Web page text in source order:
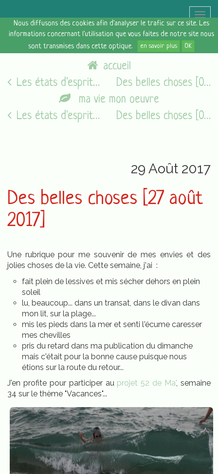
Nous diffusons des cookies afin d'analyser le trafic sur ce site. Les
informations concernant l'utilisation que vous faites de notre site nous
sont transmises dans cette optique.
en savoir plus OK
Toggle
accueil
Les états d'esprit du vendredi [25/08/17]
Des belles choses [03 septembre 2017]
ma vie mon oeuvre
Les états d'esprit du vendredi [05/08/16]
Des belles choses [03 septembre 2017]
29 Août 2017
Des belles choses [27 août
2017]
Une rubrique pour me souvenir de mes envies et des
jolies choses de la vie. Cette semaine, j'ai :
fait plein de lessives et mis sécher dehors en plein
soleil
lu, beaucoup... dans un transat, dans le divan dans
mon lit, sur la plage...
mis les pieds dans la mer et senti l'écume caresser
mes chevilles
pris du retard dans ma publication du dimanche
mais c'était pour la bonne cause puisque nous
étions sur la route du retour...
J'en profite pour participer au projet 52 de Ma', semaine
34 sur le thème "Vacances"...